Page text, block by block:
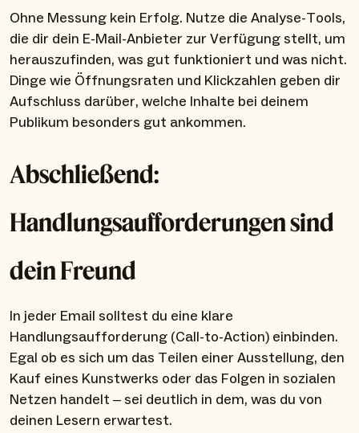
Ohne Messung kein Erfolg. Nutze die Analyse-Tools,
die dir dein E-Mail-Anbieter zur Verfügung stellt, um
herauszufinden, was gut funktioniert und was nicht.
Dinge wie Öffnungsraten und Klickzahlen geben dir
Aufschluss darüber, welche Inhalte bei deinem
Publikum besonders gut ankommen.
Abschließend:
Handlungsaufforderungen sind
dein Freund
In jeder Email solltest du eine klare
Handlungsaufforderung (Call-to-Action) einbinden.
Egal ob es sich um das Teilen einer Ausstellung, den
Kauf eines Kunstwerks oder das Folgen in sozialen
Netzen handelt – sei deutlich in dem, was du von
deinen Lesern erwartest.